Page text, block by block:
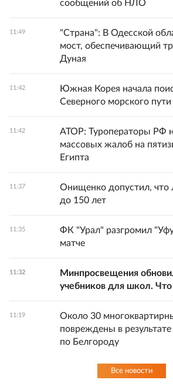
сообщений об НЛО
11:49
"Страна": В Одесской
мост, обеспечивающий
Дуная
11:42
Южная Корея начала
Северного морского пути
11:42
АТОР: Туроператоры РФ
массовых жалоб на
Египта
11:37
Онищенко допустил, что
до 150 лет
11:35
ФК "Урал" разгромил
матче
11:32
Минпросвещения
учебников для школ.
11:19
Около 30
повреждены в
по Белгороду
Все новости